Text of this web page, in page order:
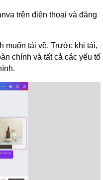
trên điện thoại và đăng
muốn tải về. Trước khi tải,
chính và tất cả các yếu tố